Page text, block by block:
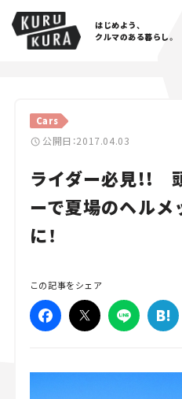
はじめよう、
クルマのある暮らし。
Cars
公開日：2017.04.03
ライダー必見!!
ーで夏場のヘルメ
に！
この記事をシェア
Cars
Lifestyle
Traffic
Special
Series
Campaign
スズキ ジムニー｜Suzuki Jimny
マツダ ロ